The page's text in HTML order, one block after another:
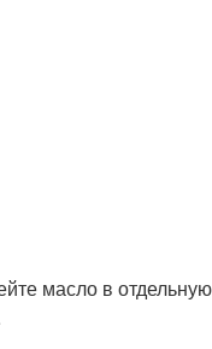
масло в